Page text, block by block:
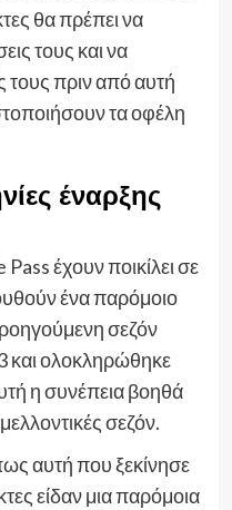
θα πρέπει να
τους και να
τους πριν από αυτή
τα οφέλη
έναρξης
έχουν ποικίλει σε
ένα παρόμοιο
σεζόν
και ολοκληρώθηκε
η συνέπεια βοηθά
σεζόν.
αυτή που ξεκίνησε
είδαν μια παρόμοια